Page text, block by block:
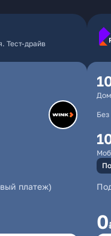
Тест-драйв
платеж)
0